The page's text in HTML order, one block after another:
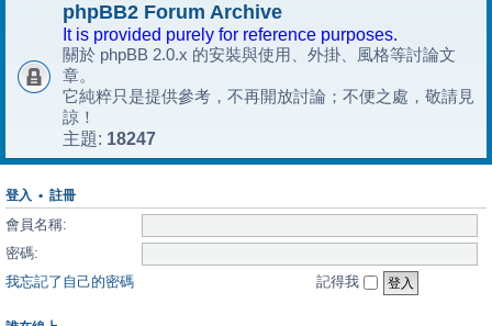
phpBB2 Forum Archive
It is provided purely for reference purposes.
關於 phpBB 2.0.x 的安裝與使用、外掛、風格等討論文
章。
它純粹只是提供參考，不再開放討論；不便之處，敬請見
諒！
主題: 18247
登入 • 註冊
會員名稱:
密碼:
我忘記了自己的密碼
記得我